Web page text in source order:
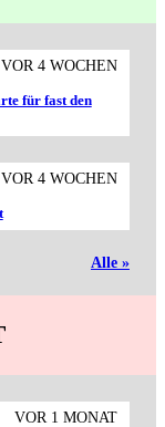
VOR 4 WOCHEN
für fast den
VOR 4 WOCHEN
Alle »
VOR 1 MONAT